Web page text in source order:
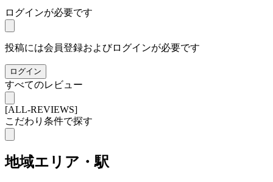
ログインが必要です
投稿には会員登録およびログインが必要です
ログイン
すべてのレビュー
[ALL-REVIEWS]
こだわり条件で探す
地域エリア・駅